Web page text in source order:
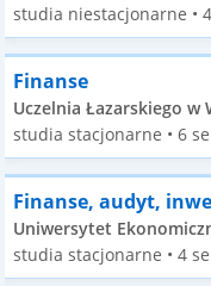
studia niestacjonarne •
Finanse
Uczelnia Łazarskiego w
studia stacjonarne • 6
Finanse, audyt,
Uniwersytet
studia stacjonarne • 4